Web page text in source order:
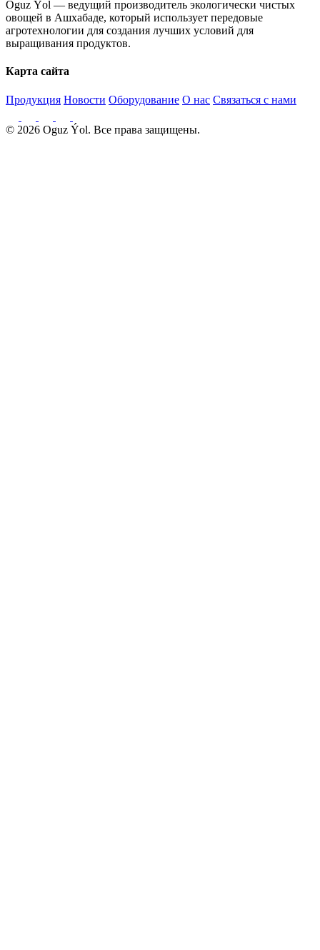
Oguz Ýol — ведущий производитель экологически чистых
овощей в Ашхабаде, который использует передовые
агротехнологии для создания лучших условий для
выращивания продуктов.
Карта сайта
Продукция Новости Оборудование О нас Связаться с нами
© 2026 Oguz Ýol. Все права защищены.